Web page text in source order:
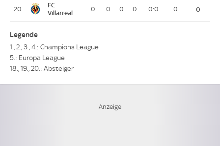
20
FC
Villarreal
0 0 0 0 0:0 0 0
Legende
1., 2., 3., 4.: Champions League
5.: Europa League
18., 19., 20.: Absteiger